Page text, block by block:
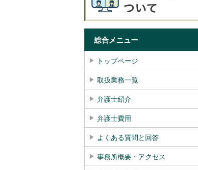
総合メニュー
トップページ
取扱業務一覧
弁護士紹介
弁護士費用
よくある質問と回答
事務所概要・アクセス